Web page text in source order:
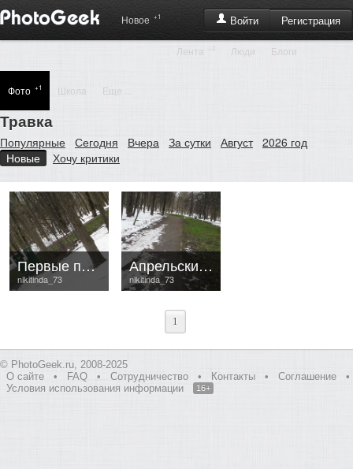
Войти Регистрация
Новое +1
Лента Люди Блоги
Фото +1 Школа Еще ...
Травка
Популярные Сегодня Вчера За сутки Август 2026 год
Новые
Хочу критики
nikitinda_73
Первые проталины
nikitinda_73
Апрельские дорожки
1
© PhotoGeek.ru, 2008-2025
О сайте
• FAQ • Сотрудничество • Контакты • Соглашение
•
Условия использования информации
16+